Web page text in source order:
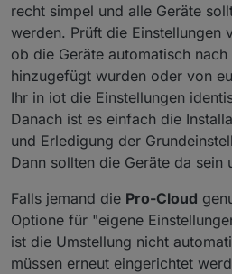
recht simpel und alle Geräte
werden. Prüft die Einstellungen
ob die Geräte automatisch nach
hinzugefügt wurden oder von
Ihr in iot die Einstellungen
Danach ist es einfach die
und Erledigung der
Dann sollten die Geräte da sein
Falls jemand die Pro-Cloud
Optione für "eigene
ist die Umstellung nicht
müssen erneut eingerichtet